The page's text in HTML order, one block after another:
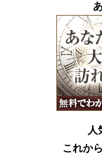
人
これから